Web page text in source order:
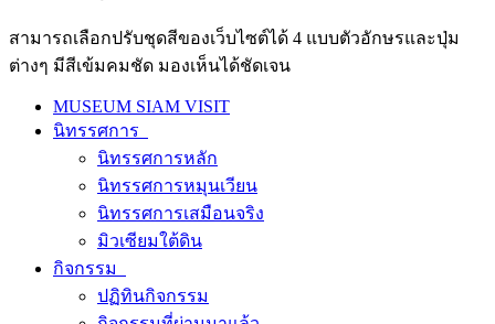
สามารถเลือกปรับชุดสีของเว็บไซต์ได้ 4 แบบตัวอักษรและปุ่ม
ต่างๆ มีสีเข้มคมชัด มองเห็นได้ชัดเจน
MUSEUM SIAM VISIT
นิทรรศการ
นิทรรศการหลัก
นิทรรศการหมุนเวียน
นิทรรศการเสมือนจริง
มิวเซียมใต้ดิน
กิจกรรม
ปฏิทินกิจกรรม